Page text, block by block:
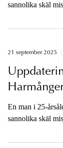
sannolika skäl
21 september 2025
En man i 25-
sannolika skäl
kommun. Under